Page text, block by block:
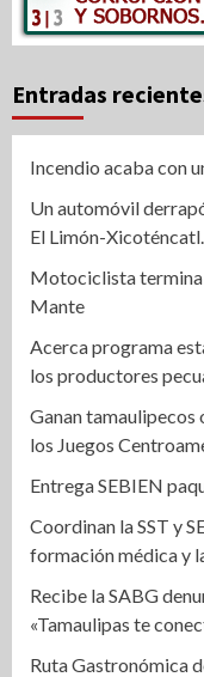
Entradas
Incendio acaba con
Un automóvil
El Limón-Xicoténcatl.
Motociclista termina
Mante
Acerca programa
los productores
Ganan tamaulipecos
los Juegos
Entrega SEBIEN
Coordinan la SST y
formación médica y
Recibe la SABG
«Tamaulipas te
Ruta Gastronómica